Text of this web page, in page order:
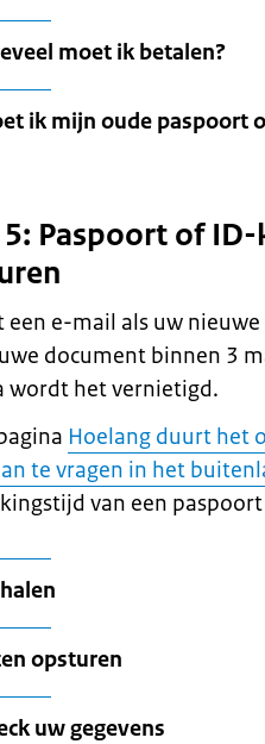
moet ik betalen?
ik mijn oude paspoort
Paspoort of
een e-mail als uw
document binnen 3
wordt het vernietigd.
Hoelang duurt het
te vragen in het
van een
opsturen
uw gegevens